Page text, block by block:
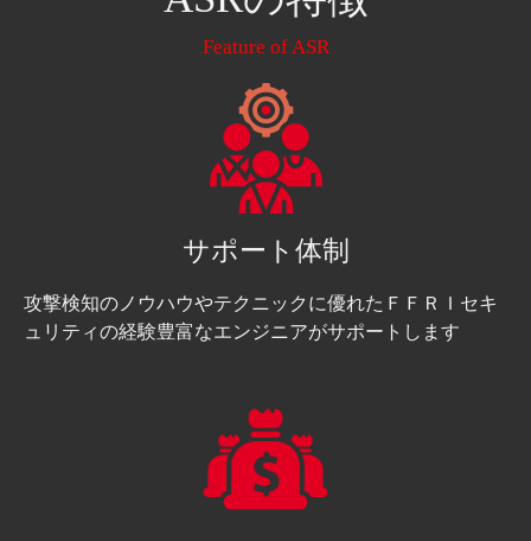
Feature of ASR
サポート体制
攻撃検知のノウハウやテクニックに優れたＦＦＲＩセキ
ュリティの経験豊富なエンジニアがサポートします